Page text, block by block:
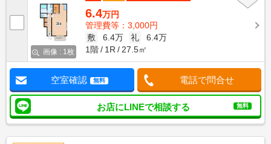
画像 : 1枚
6.4万円
管理費等：3,000円
敷
6.4万 礼
6.4万
1階
1R 27.5㎡
空室確認 無料 電話で問合せ
お店にLINEで相談する 無料